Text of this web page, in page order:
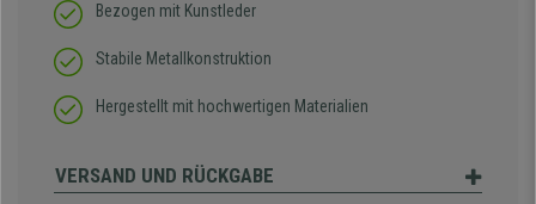
Bezogen mit Kunstleder
Stabile Metallkonstruktion
Hergestellt mit hochwertigen Materialien
VERSAND UND RÜCKGABE